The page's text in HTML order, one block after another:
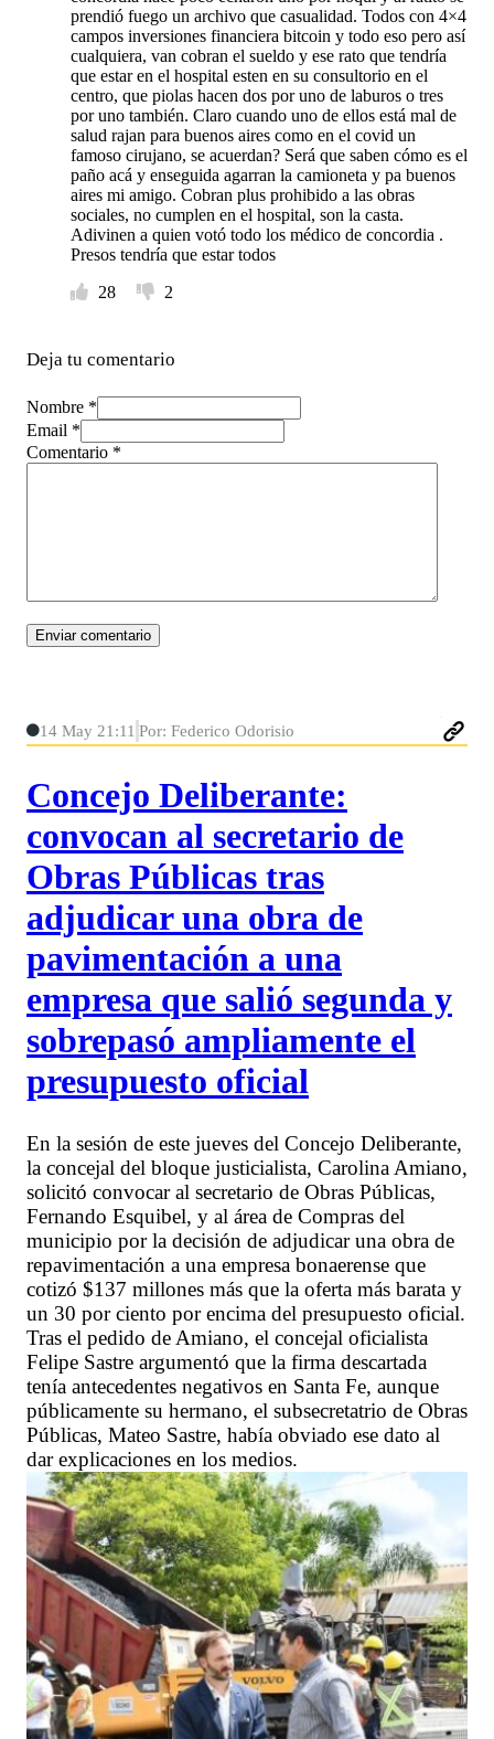
prendió fuego un archivo que casualidad. Todos con 4×4
campos inversiones financiera bitcoin y todo eso pero así
cualquiera, van cobran el sueldo y ese rato que tendría
que estar en el hospital esten en su consultorio en el
centro, que piolas hacen dos por uno de laburos o tres
por uno también. Claro cuando uno de ellos está mal de
salud rajan para buenos aires como en el covid un
famoso cirujano, se acuerdan? Será que saben cómo es el
paño acá y enseguida agarran la camioneta y pa buenos
aires mi amigo. Cobran plus prohibido a las obras
sociales, no cumplen en el hospital, son la casta.
Adivinen a quien votó todo los médico de concordia .
Presos tendría que estar todos
28
2
Deja tu comentario
Nombre *
Email *
Comentario *
14 May 21:11 Por: Federico Odorisio
Concejo Deliberante:
convocan al secretario de
Obras Públicas tras
adjudicar una obra de
pavimentación a una
empresa que salió segunda y
sobrepasó ampliamente el
presupuesto oficial
En la sesión de este jueves del Concejo Deliberante,
la concejal del bloque justicialista, Carolina Amiano,
solicitó convocar al secretario de Obras Públicas,
Fernando Esquibel, y al área de Compras del
municipio por la decisión de adjudicar una obra de
repavimentación a una empresa bonaerense que
cotizó $137 millones más que la oferta más barata y
un 30 por ciento por encima del presupuesto oficial.
Tras el pedido de Amiano, el concejal oficialista
Felipe Sastre argumentó que la firma descartada
tenía antecedentes negativos en Santa Fe, aunque
públicamente su hermano, el subsecretatrio de Obras
Públicas, Mateo Sastre, había obviado ese dato al
dar explicaciones en los medios.